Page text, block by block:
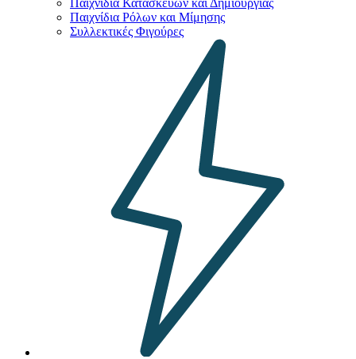
Παιχνίδια Κατασκευών και Δημιουργίας
Παιχνίδια Ρόλων και Μίμησης
Συλλεκτικές Φιγούρες